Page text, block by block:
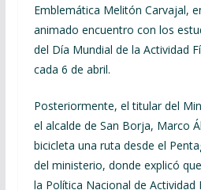
Emblemática Melitón Carvajal,
animado encuentro con los
del Día Mundial de la Actividad
cada 6 de abril.
Posteriormente, el titular del
el alcalde de San Borja, Marco
bicicleta una ruta desde el
del ministerio, donde explicó
la Política Nacional de Actividad